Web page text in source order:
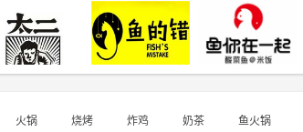
酒水饮品
太二酸菜鱼 鱼的错 鱼你在一起酸菜鱼
火锅 烧烤 炸鸡 奶茶 鱼火锅